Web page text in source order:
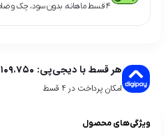
۴ قسط ماهانه. بدون سود، چک و ضامن.
هر قسط با دیجی‌پی: ۱۰۹.۷۵۰
امکان پرداخت در 4 قسط
ویژگی‌های محصول